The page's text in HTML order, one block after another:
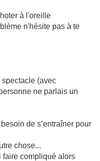
à l'oreille
n'hésite pas à te
(avec
ne parlais un
de s’entraîner pour
chose...
faire compliqué alors